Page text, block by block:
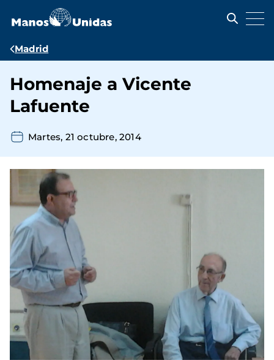
contenido
Ruta
navegación
Madrid
Homenaje a Vicente
Lafuente
Martes, 21 octubre, 2014